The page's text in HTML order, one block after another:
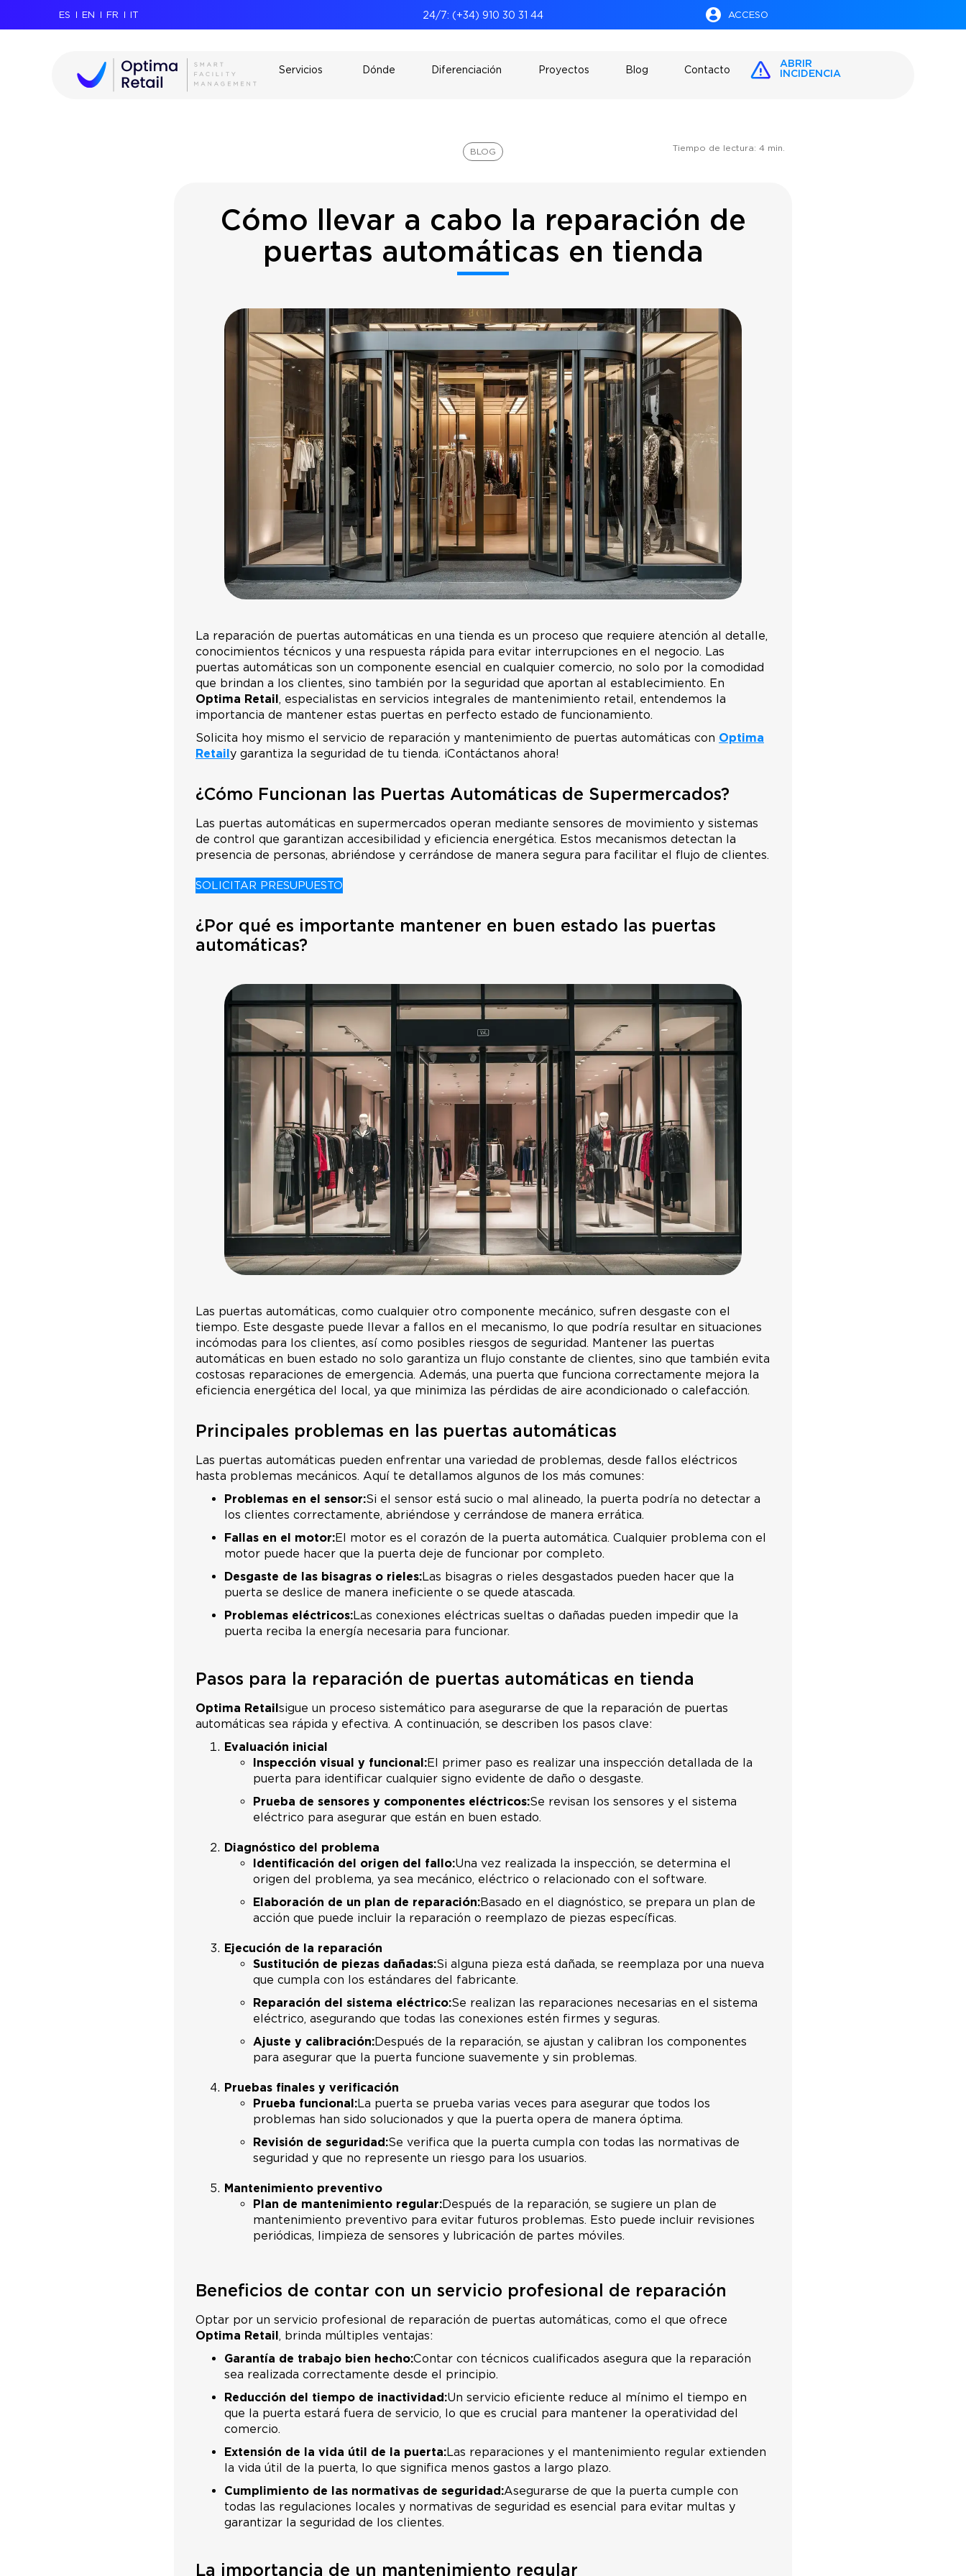
ES EN FR IT 24/7: (+34) 910 30 31 44 ACCESO
Servicios Dónde Diferenciación Proyectos Blog Contacto
ABRIR
INCIDENCIA
BLOG Tiempo de lectura: 4 min.
Cómo llevar a cabo la reparación de
puertas automáticas en tienda
La reparación de puertas automáticas en una tienda es un proceso que requiere atención al detalle,
conocimientos técnicos y una respuesta rápida para evitar interrupciones en el negocio. Las
puertas automáticas son un componente esencial en cualquier comercio, no solo por la comodidad
que brindan a los clientes, sino también por la seguridad que aportan al establecimiento. En
Optima Retail, especialistas en servicios integrales de mantenimiento retail, entendemos la
importancia de mantener estas puertas en perfecto estado de funcionamiento.
Solicita hoy mismo el servicio de reparación y mantenimiento de puertas automáticas con Optima
Retaily garantiza la seguridad de tu tienda. ¡Contáctanos ahora!
¿Cómo Funcionan las Puertas Automáticas de Supermercados?
Las puertas automáticas en supermercados operan mediante sensores de movimiento y sistemas
de control que garantizan accesibilidad y eficiencia energética. Estos mecanismos detectan la
presencia de personas, abriéndose y cerrándose de manera segura para facilitar el flujo de clientes.
SOLICITAR PRESUPUESTO
¿Por qué es importante mantener en buen estado las puertas
automáticas?
Las puertas automáticas, como cualquier otro componente mecánico, sufren desgaste con el
tiempo. Este desgaste puede llevar a fallos en el mecanismo, lo que podría resultar en situaciones
incómodas para los clientes, así como posibles riesgos de seguridad. Mantener las puertas
automáticas en buen estado no solo garantiza un flujo constante de clientes, sino que también evita
costosas reparaciones de emergencia. Además, una puerta que funciona correctamente mejora la
eficiencia energética del local, ya que minimiza las pérdidas de aire acondicionado o calefacción.
Principales problemas en las puertas automáticas
Las puertas automáticas pueden enfrentar una variedad de problemas, desde fallos eléctricos
hasta problemas mecánicos. Aquí te detallamos algunos de los más comunes:
Problemas en el sensor:Si el sensor está sucio o mal alineado, la puerta podría no detectar a
los clientes correctamente, abriéndose y cerrándose de manera errática.
Fallas en el motor:El motor es el corazón de la puerta automática. Cualquier problema con el
motor puede hacer que la puerta deje de funcionar por completo.
Desgaste de las bisagras o rieles:Las bisagras o rieles desgastados pueden hacer que la
puerta se deslice de manera ineficiente o se quede atascada.
Problemas eléctricos:Las conexiones eléctricas sueltas o dañadas pueden impedir que la
puerta reciba la energía necesaria para funcionar.
Pasos para la reparación de puertas automáticas en tienda
Optima Retailsigue un proceso sistemático para asegurarse de que la reparación de puertas
automáticas sea rápida y efectiva. A continuación, se describen los pasos clave:
Evaluación inicial
Inspección visual y funcional:El primer paso es realizar una inspección detallada de la
puerta para identificar cualquier signo evidente de daño o desgaste.
Prueba de sensores y componentes eléctricos:Se revisan los sensores y el sistema
eléctrico para asegurar que están en buen estado.
Diagnóstico del problema
Identificación del origen del fallo:Una vez realizada la inspección, se determina el
origen del problema, ya sea mecánico, eléctrico o relacionado con el software.
Elaboración de un plan de reparación:Basado en el diagnóstico, se prepara un plan de
acción que puede incluir la reparación o reemplazo de piezas específicas.
Ejecución de la reparación
Sustitución de piezas dañadas:Si alguna pieza está dañada, se reemplaza por una nueva
que cumpla con los estándares del fabricante.
Reparación del sistema eléctrico:Se realizan las reparaciones necesarias en el sistema
eléctrico, asegurando que todas las conexiones estén firmes y seguras.
Ajuste y calibración:Después de la reparación, se ajustan y calibran los componentes
para asegurar que la puerta funcione suavemente y sin problemas.
Pruebas finales y verificación
Prueba funcional:La puerta se prueba varias veces para asegurar que todos los
problemas han sido solucionados y que la puerta opera de manera óptima.
Revisión de seguridad:Se verifica que la puerta cumpla con todas las normativas de
seguridad y que no represente un riesgo para los usuarios.
Mantenimiento preventivo
Plan de mantenimiento regular:Después de la reparación, se sugiere un plan de
mantenimiento preventivo para evitar futuros problemas. Esto puede incluir revisiones
periódicas, limpieza de sensores y lubricación de partes móviles.
Beneficios de contar con un servicio profesional de reparación
Optar por un servicio profesional de reparación de puertas automáticas, como el que ofrece
Optima Retail, brinda múltiples ventajas:
Garantía de trabajo bien hecho:Contar con técnicos cualificados asegura que la reparación
sea realizada correctamente desde el principio.
Reducción del tiempo de inactividad:Un servicio eficiente reduce al mínimo el tiempo en
que la puerta estará fuera de servicio, lo que es crucial para mantener la operatividad del
comercio.
Extensión de la vida útil de la puerta:Las reparaciones y el mantenimiento regular extienden
la vida útil de la puerta, lo que significa menos gastos a largo plazo.
Cumplimiento de las normativas de seguridad:Asegurarse de que la puerta cumple con
todas las regulaciones locales y normativas de seguridad es esencial para evitar multas y
garantizar la seguridad de los clientes.
La importancia de un mantenimiento regular